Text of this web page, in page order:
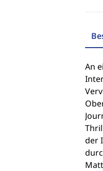
An
der